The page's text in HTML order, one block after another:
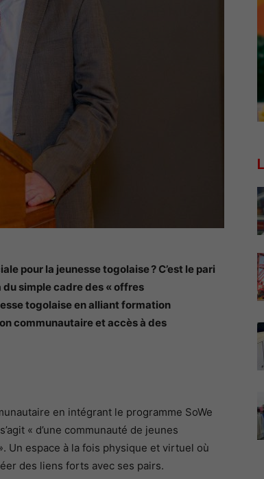
pour la jeunesse togolaise ? C’est le pari
du simple cadre des « offres
togolaise en alliant formation
communautaire et accès à des
en intégrant le programme SoWe
« d’une communauté de jeunes
Un espace à la fois physique et virtuel où
des liens forts avec ses pairs.